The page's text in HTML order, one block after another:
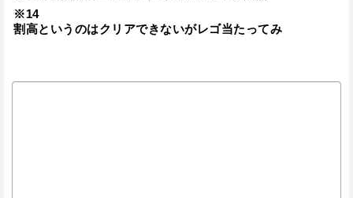
※14
割高というのはクリアできないがレゴ当たってみ